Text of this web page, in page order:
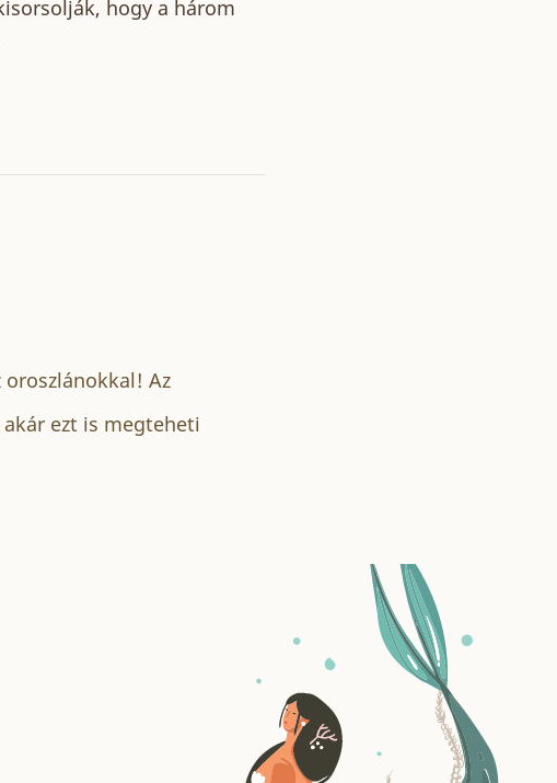
hogy a három
oroszlánokkal! Az
ezt is megteheti